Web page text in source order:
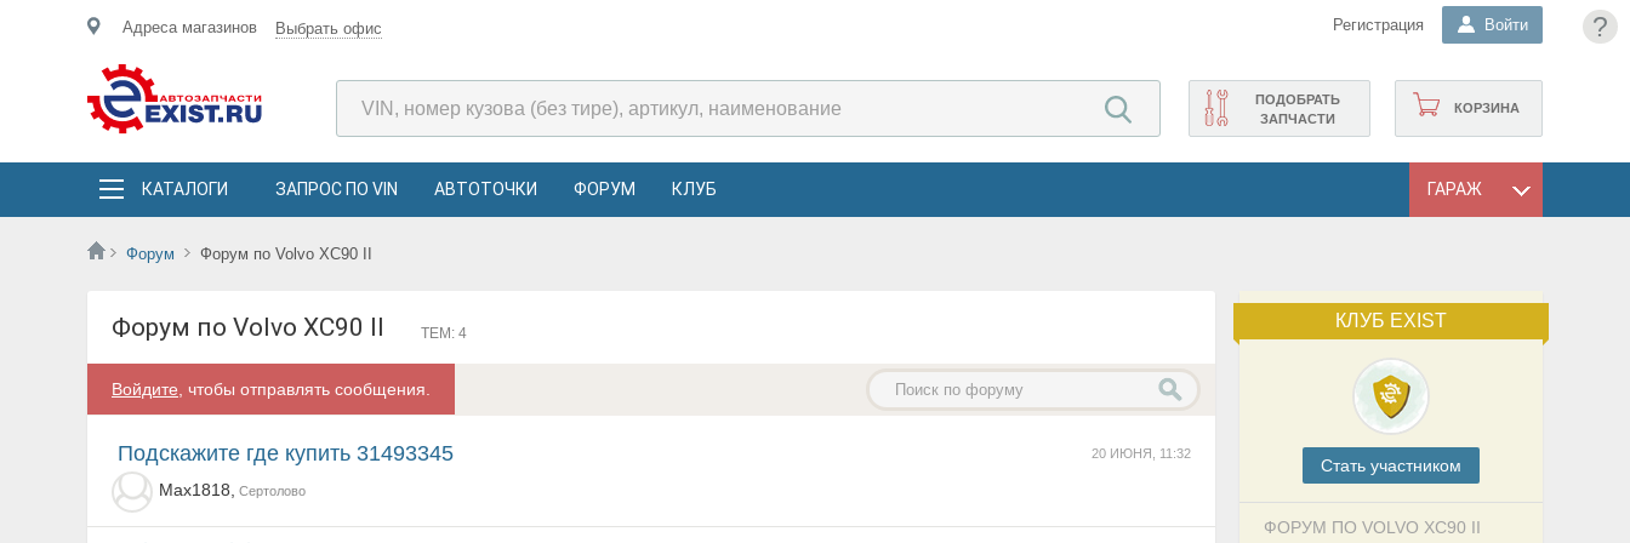
?
Адреса магазинов Выбрать офис Регистрация Войти
КОРЗИНА
ПОДОБРАТЬ
ЗАПЧАСТИ
КАТАЛОГИ ЗАПРОС ПО VIN АВТОТОЧКИ ФОРУМ КЛУБ ГАРАЖ
Форум Форум по Volvo XC90 II
КЛУБ EXIST
Cтать участником
ФОРУМ ПО VOLVO XC90 II
Форум по Volvo XC90 II ТЕМ: 4
Войдите , чтобы отправлять сообщения.
20 ИЮНЯ, 11:32
Подскажите где купить 31493345
Max1818, Сертолово